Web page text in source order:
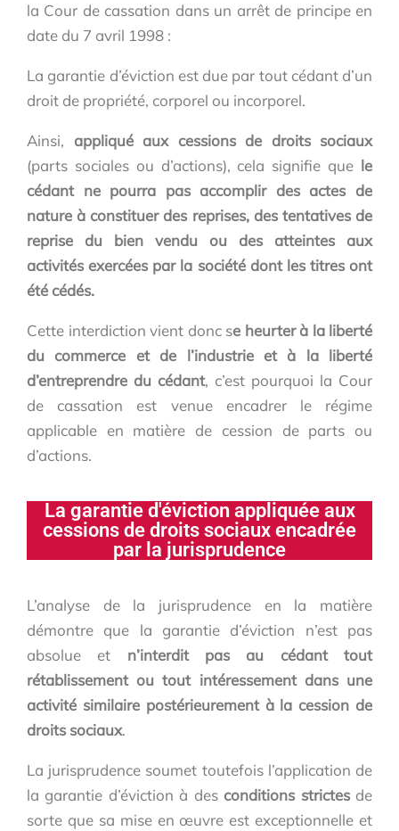
la Cour de cassation dans un arrêt de principe en
date du 7 avril 1998 :
La garantie d’éviction est due par tout cédant d’un
droit de propriété, corporel ou incorporel.
Ainsi, appliqué aux cessions de droits sociaux
(parts sociales ou d’actions), cela signifie que le
cédant ne pourra pas accomplir des actes de
nature à constituer des reprises, des tentatives de
reprise du bien vendu ou des atteintes aux
activités exercées par la société dont les titres ont
été cédés.
Cette interdiction vient donc se heurter à la liberté
du commerce et de l’industrie et à la liberté
d’entreprendre du cédant, c’est pourquoi la Cour
de cassation est venue encadrer le régime
applicable en matière de cession de parts ou
d’actions.
La garantie d'éviction appliquée aux
cessions de droits sociaux encadrée
par la jurisprudence
L’analyse de la jurisprudence en la matière
démontre que la garantie d’éviction n’est pas
absolue et n’interdit pas au cédant tout
rétablissement ou tout intéressement dans une
activité similaire postérieurement à la cession de
droits sociaux.
La jurisprudence soumet toutefois l’application de
la garantie d’éviction à des conditions strictesde
sorte que sa mise en œuvre est exceptionnelle et